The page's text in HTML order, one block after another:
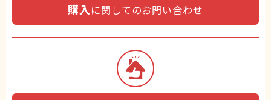
購入 に関してのお問い合わせ